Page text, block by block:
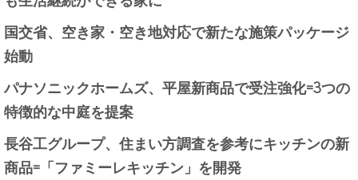
国交省、空き家・空き地対応で新たな施策パッケージ
始動
パナソニックホームズ、平屋新商品で受注強化=3つの
特徴的な中庭を提案
長谷工グループ、住まい方調査を参考にキッチンの新
商品=「ファミーレキッチン」を開発